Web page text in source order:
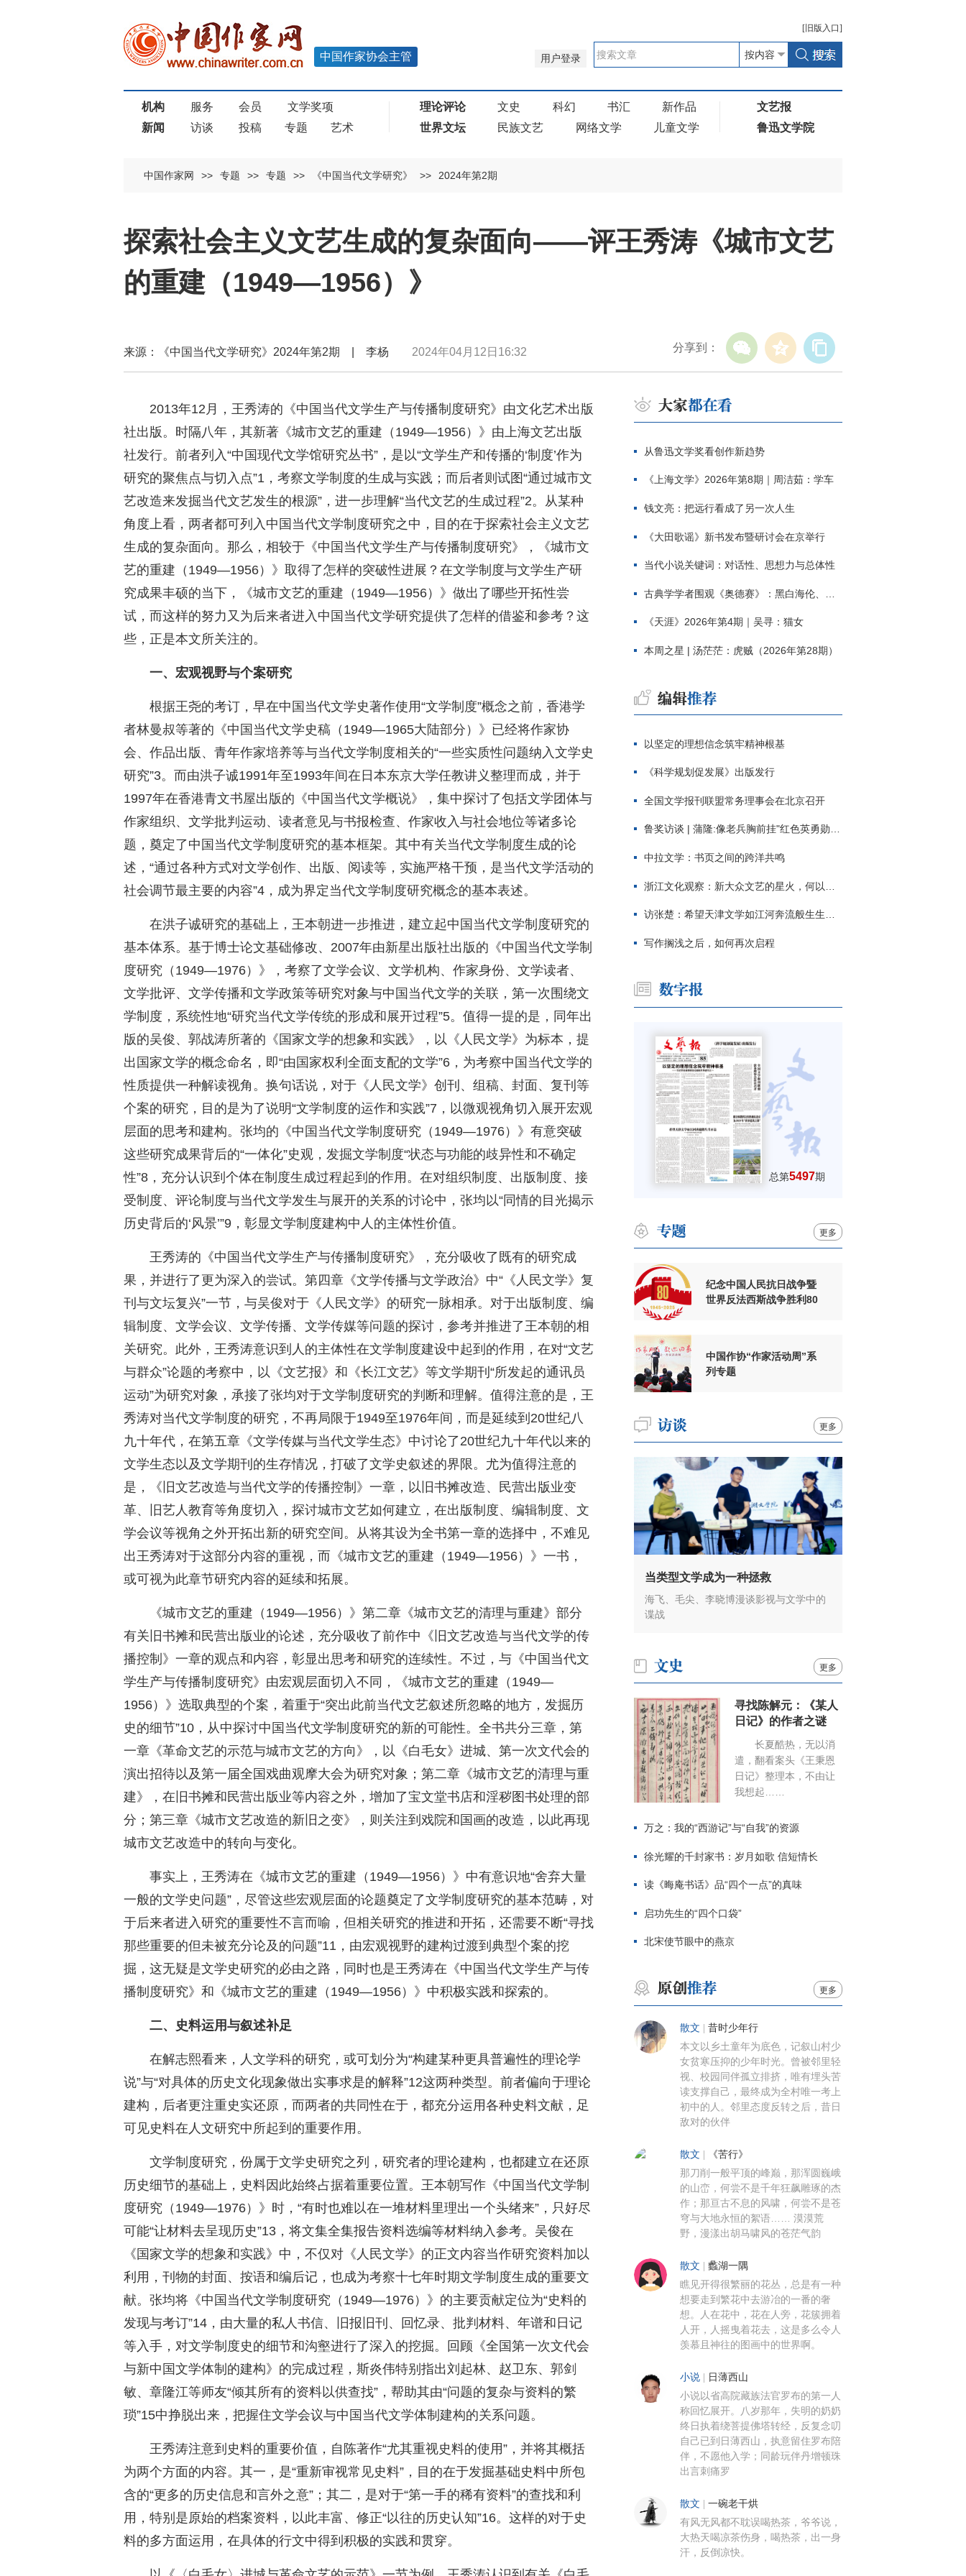
[ 旧版 入口]
用户登录
中国作家协会主管
机构 服务 会员
文学奖项
新闻
访谈 投稿 专题 艺术
理论评论 文史 科幻 书汇
新作品
世界文坛
民族文艺 网络文学 儿童文学
文艺报
鲁迅文学院
中国作家网 >> 专题 >> 专题 >> 《中国当代文学研究》 >> 2024年第2期
探索社会主义文艺生成的复杂面向——评王秀涛《城市文艺
的重建（1949—1956）》
分享到：
来源：《中国当代文学研究》2024年第2期 | 李杨 2024年04月12日16:32
2013年12月，王秀涛的《中国当代文学生产与传播制度研究》由文化艺术出版
社出版。时隔八年，其新著《城市文艺的重建（1949—1956）》由上海文艺出版
社发行。前者列入“中国现代文学馆研究丛书”，是以“文学生产和传播的‘制度’作为
研究的聚焦点与切入点”1，考察文学制度的生成与实践；而后者则试图“通过城市文
艺改造来发掘当代文艺发生的根源”，进一步理解“当代文艺的生成过程”2。从某种
角度上看，两者都可列入中国当代文学制度研究之中，目的在于探索社会主义文艺
生成的复杂面向。那么，相较于《中国当代文学生产与传播制度研究》，《城市文
艺的重建（1949—1956）》取得了怎样的突破性进展？在文学制度与文学生产研
究成果丰硕的当下，《城市文艺的重建（1949—1956）》做出了哪些开拓性尝
试，而这样的努力又为后来者进入中国当代文学研究提供了怎样的借鉴和参考？这
些，正是本文所关注的。
一、宏观视野与个案研究
根据王尧的考订，早在中国当代文学史著作使用“文学制度”概念之前，香港学
者林曼叔等著的《中国当代文学史稿（1949—1965大陆部分）》已经将作家协
会、作品出版、青年作家培养等与当代文学制度相关的“一些实质性问题纳入文学史
研究”3。而由洪子诚1991年至1993年间在日本东京大学任教讲义整理而成，并于
1997年在香港青文书屋出版的《中国当代文学概说》，集中探讨了包括文学团体与
作家组织、文学批判运动、读者意见与书报检查、作家收入与社会地位等诸多论
题，奠定了中国当代文学制度研究的基本框架。其中有关当代文学制度生成的论
述，“通过各种方式对文学创作、出版、阅读等，实施严格干预，是当代文学活动的
社会调节最主要的内容”4，成为界定当代文学制度研究概念的基本表述。
在洪子诚研究的基础上，王本朝进一步推进，建立起中国当代文学制度研究的
基本体系。基于博士论文基础修改、2007年由新星出版社出版的《中国当代文学制
度研究（1949—1976）》，考察了文学会议、文学机构、作家身份、文学读者、
文学批评、文学传播和文学政策等研究对象与中国当代文学的关联，第一次围绕文
学制度，系统性地“研究当代文学传统的形成和展开过程”5。值得一提的是，同年出
版的吴俊、郭战涛所著的《国家文学的想象和实践》，以《人民文学》为标本，提
出国家文学的概念命名，即“由国家权利全面支配的文学”6，为考察中国当代文学的
性质提供一种解读视角。换句话说，对于《人民文学》创刊、组稿、封面、复刊等
个案的研究，目的是为了说明“文学制度的运作和实践”7，以微观视角切入展开宏观
层面的思考和建构。张均的《中国当代文学制度研究（1949—1976）》有意突破
这些研究成果背后的“一体化”史观，发掘文学制度“状态与功能的歧异性和不确定
性”8，充分认识到个体在制度生成过程起到的作用。在对组织制度、出版制度、接
受制度、评论制度与当代文学发生与展开的关系的讨论中，张均以“同情的目光揭示
历史背后的‘风景’”9，彰显文学制度建构中人的主体性价值。
王秀涛的《中国当代文学生产与传播制度研究》，充分吸收了既有的研究成
果，并进行了更为深入的尝试。第四章《文学传播与文学政治》中“《人民文学》复
刊与文坛复兴”一节，与吴俊对于《人民文学》的研究一脉相承。对于出版制度、编
辑制度、文学会议、文学传播、文学传媒等问题的探讨，参考并推进了王本朝的相
关研究。此外，王秀涛意识到人的主体性在文学制度建设中起到的作用，在对“文艺
与群众”论题的考察中，以《文艺报》和《长江文艺》等文学期刊“所发起的通讯员
运动”为研究对象，承接了张均对于文学制度研究的判断和理解。值得注意的是，王
秀涛对当代文学制度的研究，不再局限于1949至1976年间，而是延续到20世纪八
九十年代，在第五章《文学传媒与当代文学生态》中讨论了20世纪九十年代以来的
文学生态以及文学期刊的生存情况，打破了文学史叙述的界限。尤为值得注意的
是，《旧文艺改造与当代文学的传播控制》一章，以旧书摊改造、民营出版业变
革、旧艺人教育等角度切入，探讨城市文艺如何建立，在出版制度、编辑制度、文
学会议等视角之外开拓出新的研究空间。从将其设为全书第一章的选择中，不难见
出王秀涛对于这部分内容的重视，而《城市文艺的重建（1949—1956）》一书，
或可视为此章节研究内容的延续和拓展。
《城市文艺的重建（1949—1956）》第二章《城市文艺的清理与重建》部分
有关旧书摊和民营出版业的论述，充分吸收了前作中《旧文艺改造与当代文学的传
播控制》一章的观点和内容，彰显出思考和研究的连续性。不过，与《中国当代文
学生产与传播制度研究》由宏观层面切入不同，《城市文艺的重建（1949—
1956）》选取典型的个案，着重于“突出此前当代文艺叙述所忽略的地方，发掘历
史的细节”10，从中探讨中国当代文学制度研究的新的可能性。全书共分三章，第
一章《革命文艺的示范与城市文艺的方向》，以《白毛女》进城、第一次文代会的
演出招待以及第一届全国戏曲观摩大会为研究对象；第二章《城市文艺的清理与重
建》，在旧书摊和民营出版业等内容之外，增加了宝文堂书店和淫秽图书处理的部
分；第三章《城市文艺改造的新旧之变》，则关注到戏院和国画的改造，以此再现
城市文艺改造中的转向与变化。
事实上，王秀涛在《城市文艺的重建（1949—1956）》中有意识地“舍弃大量
一般的文学史问题”，尽管这些宏观层面的论题奠定了文学制度研究的基本范畴，对
于后来者进入研究的重要性不言而喻，但相关研究的推进和开拓，还需要不断“寻找
那些重要的但未被充分论及的问题”11，由宏观视野的建构过渡到典型个案的挖
掘，这无疑是文学史研究的必由之路，同时也是王秀涛在《中国当代文学生产与传
播制度研究》和《城市文艺的重建（1949—1956）》中积极实践和探索的。
二、史料运用与叙述补足
在解志熙看来，人文学科的研究，或可划分为“构建某种更具普遍性的理论学
说”与“对具体的历史文化现象做出实事求是的解释”12这两种类型。前者偏向于理论
建构，后者更注重史实还原，而两者的共同性在于，都充分运用各种史料文献，足
可见史料在人文研究中所起到的重要作用。
文学制度研究，份属于文学史研究之列，研究者的理论建构，也都建立在还原
历史细节的基础上，史料因此始终占据着重要位置。王本朝写作《中国当代文学制
度研究（1949—1976）》时，“有时也难以在一堆材料里理出一个头绪来”，只好尽
可能“让材料去呈现历史”13，将文集全集报告资料选编等材料纳入参考。吴俊在
《国家文学的想象和实践》中，不仅对《人民文学》的正文内容当作研究资料加以
利用，刊物的封面、按语和编后记，也成为考察十七年时期文学制度生成的重要文
献。张均将《中国当代文学制度研究（1949—1976）》的主要贡献定位为“史料的
发现与考订”14，由大量的私人书信、旧报旧刊、回忆录、批判材料、年谱和日记
等入手，对文学制度史的细节和沟壑进行了深入的挖掘。回顾《全国第一次文代会
与新中国文学体制的建构》的完成过程，斯炎伟特别指出刘起林、赵卫东、郭剑
敏、章隆江等师友“倾其所有的资料以供查找”，帮助其由“问题的复杂与资料的繁
琐”15中挣脱出来，把握住文学会议与中国当代文学体制建构的关系问题。
王秀涛注意到史料的重要价值，自陈著作“尤其重视史料的使用”，并将其概括
为两个方面的内容。其一，是“重新审视常见史料”，目的在于发掘基础史料中所包
含的“更多的历史信息和言外之意”；其二，是对于“第一手的稀有资料”的查找和利
用，特别是原始的档案资料，以此丰富、修正“以往的历史认知”16。这样的对于史
料的多方面运用，在具体的行文中得到积极的实践和贯穿。
从鲁迅文学奖看创作新趋势
《上海文学》2026年第8期｜周洁茹：学车
钱文亮：把远行看成了另一次人生
《大田歌谣》新书发布暨研讨会在京举行
当代小说关键词：对话性、思想力与总体性
古典学学者围观《奥德赛》：黑白海伦、佩涅罗佩的别针与神秘入侵者
《天涯》2026年第4期｜吴寻：猫女
本周之星 | 汤茫茫：虎贼（2026年第28期）
以坚定的理想信念筑牢精神根基
《科学规划促发展》出版发行
全国文学报刊联盟常务理事会在北京召开
鲁奖访谈 | 蒲隆:像老兵胸前挂"红色英勇勋章"
中拉文学：书页之间的跨洋共鸣
浙江文化观察：新大众文艺的星火，何以燎原？
访张楚：希望天津文学如江河奔流般生生不息
写作搁浅之后，如何再次启程
总第5497期
更多
纪念中国人民抗日战争暨
世界反法西斯战争胜利80
中国作协“作家活动周”系
列专题
更多
当类型文学成为一种拯救
海飞、毛尖、李晓博漫谈影视与文学中的
谍战
更多
寻找陈解元：《某人
日记》的作者之谜
长夏酷热，无以消
遣，翻看案头《王秉恩
日记》整理本，不由让
我想起……
万之：我的“西游记”与“自我”的资源
徐光耀的千封家书：岁月如歌 信短情长
读《晦庵书话》品“四个一点”的真味
启功先生的“四个口袋”
北宋使节眼中的燕京
更多
散文 昔时少年行
本文以乡土童年为底色，记叙山村少
女贫寒压抑的少年时光。曾被邻里轻
视、校园同伴孤立排挤，唯有埋头苦
读支撑自己，最终成为全村唯一考上
初中的人。邻里态度反转之后，昔日
敌对的伙伴
散文 《苦行》
那刀削一般平顶的峰巅，那浑圆巍峨
的山峦，何尝不是千年狂飙雕琢的杰
作；那亘古不息的风啸，何尝不是苍
穹与大地永恒的絮语…… 漠漠荒
野，漫漾出胡马啸风的苍茫气韵
散文 蠡湖一隅
瞧见开得很繁丽的花丛，总是有一种
想要走到繁花中去游冶的一番的奢
想。人在花中，花在人旁，花簇拥着
人开，人摇曳着花去，这是多么令人
羡慕且神往的图画中的世界啊。
小说 日薄西山
小说以省高院藏族法官罗布的第一人
称回忆展开。八岁那年，失明的奶奶
终日执着绕菩提佛塔转经，反复念叨
自己已到日薄西山，执意留住罗布陪
伴，不愿他入学；同龄玩伴丹增顿珠
出言刺痛罗
散文 一碗老干烘
有风无风都不耽误喝热茶，爷爷说，
大热天喝凉茶伤身，喝热茶，出一身
汗，反倒凉快。